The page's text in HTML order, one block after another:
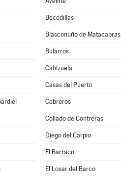
Becedillas
Blasconuño de Matacabras
Bularros
Cabizuela
Casas del Puerto
Cebreros
Collado de Contreras
Diego del Carpio
El Barraco
El Losar del Barco